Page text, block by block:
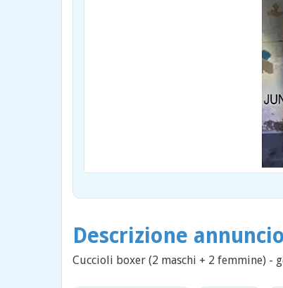
Descrizione
Cuccioli boxer (2 maschi + 2 femmine) -